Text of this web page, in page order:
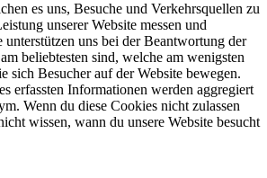
es uns, Besuche und Verkehrsquellen zu
unserer Website messen und
unterstützen uns bei der Beantwortung der
beliebtesten sind, welche am wenigsten
sich Besucher auf der Website bewegen.
erfassten Informationen werden aggregiert
Wenn du diese Cookies nicht zulassen
wissen, wann du unsere Website besucht